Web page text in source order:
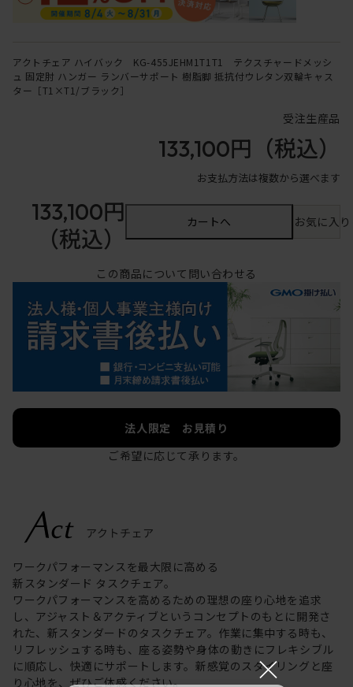
アクトチェア ハイバック KG-455JEHM1T1T1 テクスチャードメッシ
ュ 固定肘 ハンガー ランバーサポート 樹脂脚 抵抗付ウレタン双輪キャス
ター［T1×T1/ブラック］
受注生産品
133,100円 （税込）
お支払方法は複数から選べます
133,100円
（税込）
カートへ お気に入
この商品について問い合わせる
法人限定 お見積り
ご希望に応じて承ります。
ワークパフォーマンスを最大限に高める
新スタンダード タスクチェア。
ワークパフォーマンスを高めるための理想の座り心地を追求
し、アジャスト＆アクティブというコンセプトのもとに開発さ
れた、新スタンダードのタスクチェア。作業に集中する時も、
リフレッシュする時も、座る姿勢や身体の動きにフレキシブル
に順応し、快適にサポートします。新感覚のスタイリングと座
り心地を、ぜひご体感ください。
×